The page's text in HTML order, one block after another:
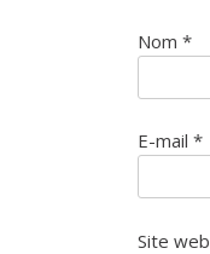
Nom *
E-mail *
Site web